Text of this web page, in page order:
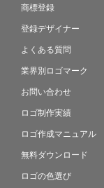
商標登録
登録デザイナー
よくある質問
業界別ロゴマーク
お問い合わせ
ロゴ制作実績
ロゴ作成マニュアル
無料ダウンロード
ロゴの色選び